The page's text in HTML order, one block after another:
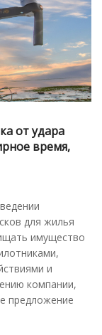
от удара
время,
для жилья
имущество
и
компании,
предложение